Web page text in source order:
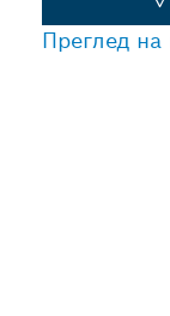
Преглед на